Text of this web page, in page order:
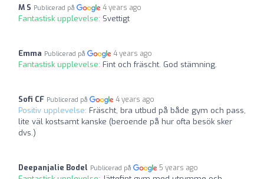
M S Publicerad på 4 years ago
Fantastisk upplevelse: Svettigt
Emma Publicerad på 4 years ago
Fantastisk upplevelse: Fint och fräscht. God stämning.
Sofi CF Publicerad på 4 years ago
Positiv upplevelse: Fräscht, bra utbud på både gym och pass,
lite väl kostsamt kanske (beroende på hur ofta besök sker
dvs.)
Deepanjalie Bodel Publicerad på 5 years ago